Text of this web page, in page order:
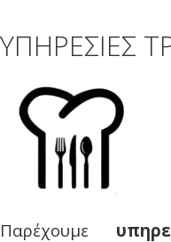
ΥΠΗΡΕΣΙΕΣ
Παρέχουμε